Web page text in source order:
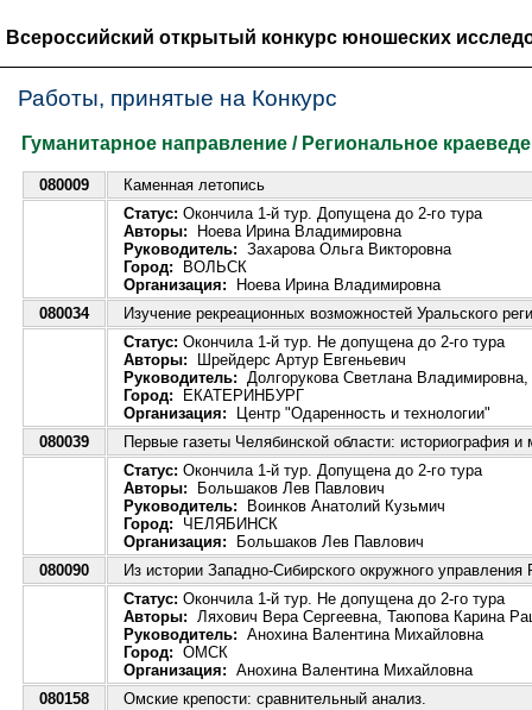
Всероссийский открытый конкурс юношеских
Работы, принятые на Конкурс
Гуманитарное направление / Региональное
080009
Каменная летопись
Статус: Окончила 1-й тур. Допущена до 2-го тура
Авторы: Ноева Ирина Владимировна
Руководитель: Захарова Ольга Викторовна
Город: ВОЛЬСК
Организация: Ноева Ирина Владимировна
080034
Изучение рекреационных возможностей Уральского
Статус: Окончила 1-й тур. Не допущена до 2-го тура
Авторы: Шрейдерс Артур Евгеньевич
Руководитель: Долгорукова Светлана
Город: ЕКАТЕРИНБУРГ
Организация: Центр "Одаренность и технологии"
080039
Первые газеты Челябинской области: историография
Статус: Окончила 1-й тур. Допущена до 2-го тура
Авторы: Большаков Лев Павлович
Руководитель: Воинков Анатолий Кузьмич
Город: ЧЕЛЯБИНСК
Организация: Большаков Лев Павлович
080090
Из истории Западно-Сибирского окружного
Статус: Окончила 1-й тур. Не допущена до 2-го тура
Авторы: Ляхович Вера Сергеевна, Таюпова Карина
Руководитель: Анохина Валентина Михайловна
Город: ОМСК
Организация: Анохина Валентина Михайловна
080158
Омские крепости: сравнительный анализ.